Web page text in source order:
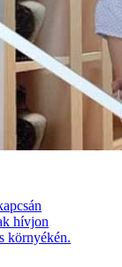
hívjon
környékén.